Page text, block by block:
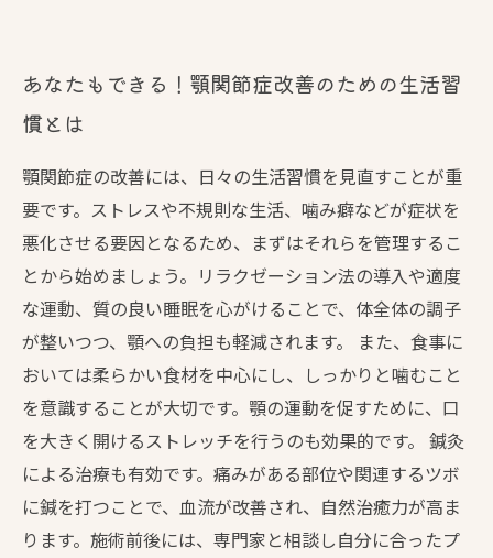
あなたもできる！顎関節症改善のための生活習
慣とは
顎関節症の改善には、日々の生活習慣を見直すことが重
要です。ストレスや不規則な生活、噛み癖などが症状を
悪化させる要因となるため、まずはそれらを管理するこ
とから始めましょう。リラクゼーション法の導入や適度
な運動、質の良い睡眠を心がけることで、体全体の調子
が整いつつ、顎への負担も軽減されます。 また、食事に
おいては柔らかい食材を中心にし、しっかりと噛むこと
を意識することが大切です。顎の運動を促すために、口
を大きく開けるストレッチを行うのも効果的です。 鍼灸
による治療も有効です。痛みがある部位や関連するツボ
に鍼を打つことで、血流が改善され、自然治癒力が高ま
ります。施術前後には、専門家と相談し自分に合ったプ